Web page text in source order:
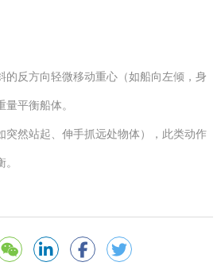
的反方向轻微移动重心（如船向左倾，身
平衡船体。
突然站起、伸手抓远处物体），此类动作